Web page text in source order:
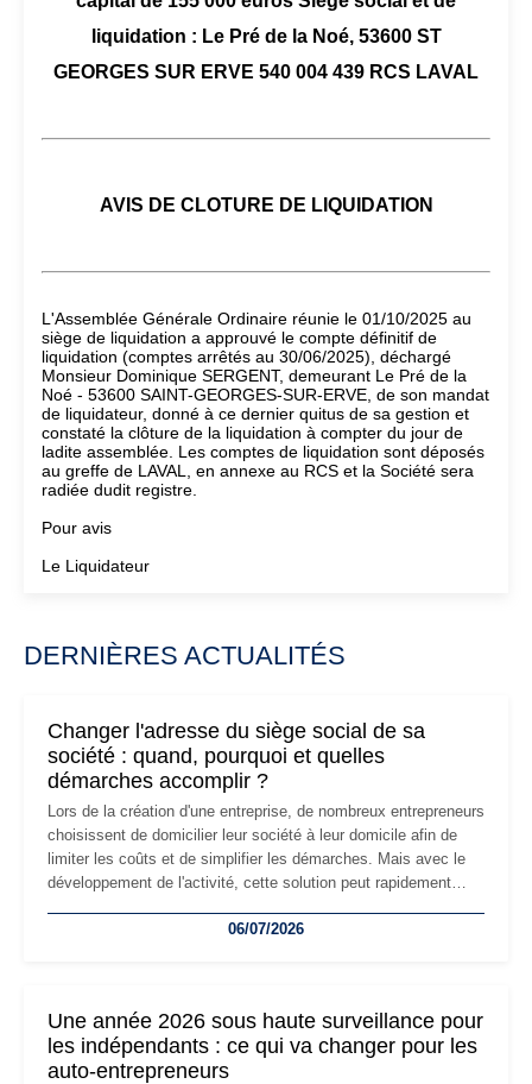
liquidation : Le Pré de la Noé, 53600 ST
GEORGES SUR ERVE 540 004 439 RCS LAVAL
AVIS DE CLOTURE DE LIQUIDATION
L'Assemblée Générale Ordinaire réunie le 01/10/2025 au
siège de liquidation a approuvé le compte définitif de
liquidation (comptes arrêtés au 30/06/2025), déchargé
Monsieur Dominique SERGENT, demeurant Le Pré de la
Noé - 53600 SAINT-GEORGES-SUR-ERVE, de son mandat
de liquidateur, donné à ce dernier quitus de sa gestion et
constaté la clôture de la liquidation à compter du jour de
ladite assemblée. Les comptes de liquidation sont déposés
au greffe de LAVAL, en annexe au RCS et la Société sera
radiée dudit registre.
Pour avis
Le Liquidateur
DERNIÈRES ACTUALITÉS
Changer l'adresse du siège social de sa
société : quand, pourquoi et quelles
démarches accomplir ?
Lors de la création d'une entreprise, de nombreux entrepreneurs
choisissent de domicilier leur société à leur domicile afin de
limiter les coûts et de simplifier les démarches. Mais avec le
développement de l'activité, cette solution peut rapidement
professionnels, recrutement, image de marque… Le
06/07/2026
Une année 2026 sous haute surveillance pour
les indépendants : ce qui va changer pour les
auto-entrepreneurs